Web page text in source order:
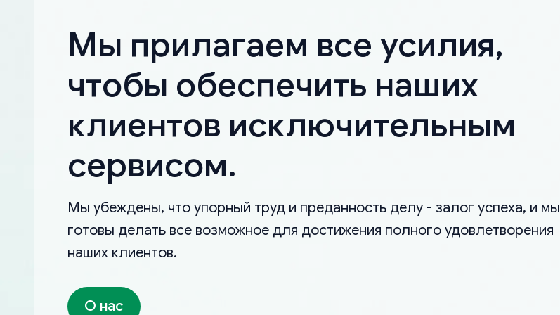
Мы прилагаем все усилия,
чтобы обеспечить наших
клиентов исключительным
сервисом.
Мы убеждены, что упорный труд и преданность делу - залог успеха, и мы
готовы делать все возможное для достижения полного удовлетворения
наших клиентов.
О нас